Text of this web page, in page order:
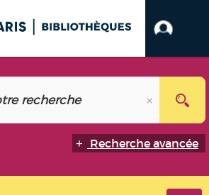
Recherche avancée